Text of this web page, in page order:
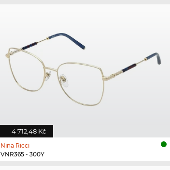
4 712,48 Kč
Nina Ricci
VNR365 - 300Y